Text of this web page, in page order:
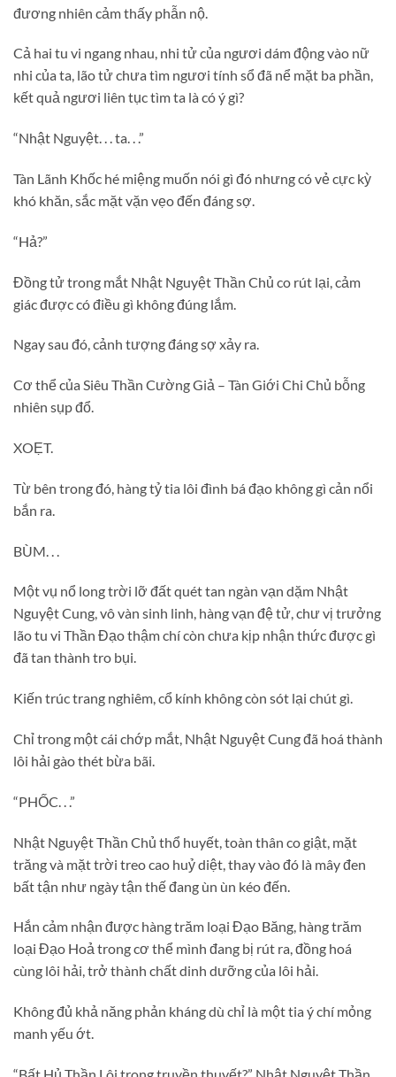
đương nhiên cảm thấy phẫn nộ.
Cả hai tu vi ngang nhau, nhi tử của ngươi dám động vào nữ
nhi của ta, lão tử chưa tìm ngươi tính sổ đã nể mặt ba phần,
kết quả ngươi liên tục tìm ta là có ý gì?
“Nhật Nguyệt. . . ta. . .”
Tàn Lãnh Khốc hé miệng muốn nói gì đó nhưng có vẻ cực kỳ
khó khăn, sắc mặt vặn vẹo đến đáng sợ.
“Hả?”
Đồng tử trong mắt Nhật Nguyệt Thần Chủ co rút lại, cảm
giác được có điều gì không đúng lắm.
Ngay sau đó, cảnh tượng đáng sợ xảy ra.
Cơ thể của Siêu Thần Cường Giả – Tàn Giới Chi Chủ bỗng
nhiên sụp đổ.
XOẸT.
Từ bên trong đó, hàng tỷ tia lôi đình bá đạo không gì cản nổi
bắn ra.
BÙM. . .
Một vụ nổ long trời lỡ đất quét tan ngàn vạn dặm Nhật
Nguyệt Cung, vô vàn sinh linh, hàng vạn đệ tử, chư vị trưởng
lão tu vi Thần Đạo thậm chí còn chưa kịp nhận thức được gì
đã tan thành tro bụi.
Kiến trúc trang nghiêm, cổ kính không còn sót lại chút gì.
Chỉ trong một cái chớp mắt, Nhật Nguyệt Cung đã hoá thành
lôi hải gào thét bừa bãi.
“PHỐC. . .”
Nhật Nguyệt Thần Chủ thổ huyết, toàn thân co giật, mặt
trăng và mặt trời treo cao huỷ diệt, thay vào đó là mây đen
bất tận như ngày tận thế đang ùn ùn kéo đến.
Hắn cảm nhận được hàng trăm loại Đạo Băng, hàng trăm
loại Đạo Hoả trong cơ thể mình đang bị rút ra, đồng hoá
cùng lôi hải, trở thành chất dinh dưỡng của lôi hải.
Không đủ khả năng phản kháng dù chỉ là một tia ý chí mỏng
manh yếu ớt.